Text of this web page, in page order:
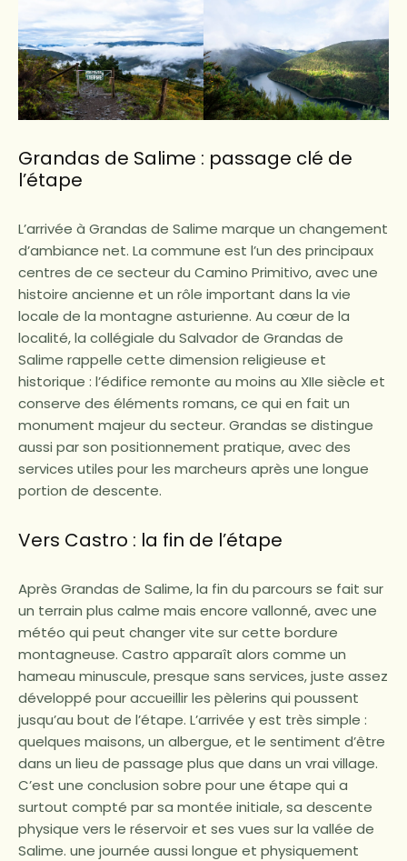
Grandas de Salime : passage clé de
l’étape
L’arrivée à Grandas de Salime marque un changement
d’ambiance net. La commune est l’un des principaux
centres de ce secteur du Camino Primitivo, avec une
histoire ancienne et un rôle important dans la vie
locale de la montagne asturienne. Au cœur de la
localité, la collégiale du Salvador de Grandas de
Salime rappelle cette dimension religieuse et
historique : l’édifice remonte au moins au XIIe siècle et
conserve des éléments romans, ce qui en fait un
monument majeur du secteur. Grandas se distingue
aussi par son positionnement pratique, avec des
services utiles pour les marcheurs après une longue
portion de descente.
Vers Castro : la fin de l’étape
Après Grandas de Salime, la fin du parcours se fait sur
un terrain plus calme mais encore vallonné, avec une
météo qui peut changer vite sur cette bordure
montagneuse. Castro apparaît alors comme un
hameau minuscule, presque sans services, juste assez
développé pour accueillir les pèlerins qui poussent
jusqu’au bout de l’étape. L’arrivée y est très simple :
quelques maisons, un albergue, et le sentiment d’être
dans un lieu de passage plus que dans un vrai village.
C’est une conclusion sobre pour une étape qui a
surtout compté par sa montée initiale, sa descente
physique vers le réservoir et ses vues sur la vallée de
Salime. une journée aussi longue et physiquement